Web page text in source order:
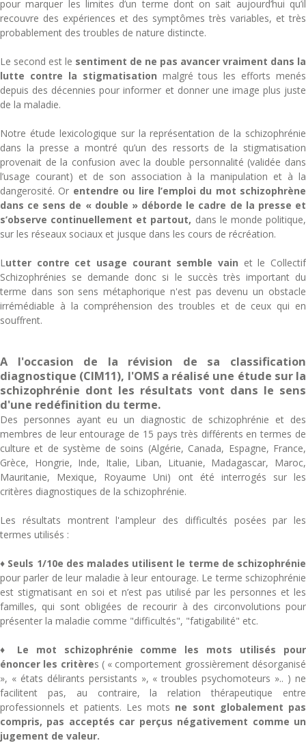
pour marquer les limites d’un terme dont on sait aujourd’hui qu’il
recouvre des expériences et des symptômes très variables, et très
probablement des troubles de nature distincte.
Le second est le sentiment de ne pas avancer vraiment dans la
lutte contre la stigmatisation malgré tous les efforts menés
depuis des décennies pour informer et donner une image plus juste
de la maladie.
Notre étude lexicologique sur la représentation de la schizophrénie
dans la presse a montré qu’un des ressorts de la stigmatisation
provenait de la confusion avec la double personnalité (validée dans
l’usage courant) et de son association à la manipulation et à la
dangerosité. Or entendre ou lire l’emploi du mot schizophrène
dans ce sens de « double » déborde le cadre de la presse et
s’observe continuellement et partout, dans le monde politique,
sur les réseaux sociaux et jusque dans les cours de récréation.
L utter contre cet usage courant semble vain et le Collectif
Schizophrénies se demande donc si le succès très important du
terme dans son sens métaphorique n'est pas devenu un obstacle
irrémédiable à la compréhension des troubles et de ceux qui en
souffrent.
A l'occasion de la révision de sa classification
diagnostique (CIM11), l'OMS a réalisé une étude sur la
schizophrénie dont les résultats vont dans le sens
d'une redéfinition du terme.
Des personnes ayant eu un diagnostic de schizophrénie et des
membres de leur entourage de 15 pays très différents en termes de
culture et de système de soins (Algérie, Canada, Espagne, France,
Grèce, Hongrie, Inde, Italie, Liban, Lituanie, Madagascar, Maroc,
Mauritanie, Mexique, Royaume Uni) ont été interrogés sur les
critères diagnostiques de la schizophrénie.
Les résultats montrent l'ampleur des difficultés posées par les
termes utilisés :
♦ Seuls 1/10e des malades utilisent le terme de schizophrénie
pour parler de leur maladie à leur entourage. Le terme schizophrénie
est stigmatisant en soi et n’est pas utilisé par les personnes et les
familles, qui sont obligées de recourir à des circonvolutions pour
présenter la maladie comme "difficultés", "fatigabilité" etc.
♦ Le mot schizophrénie comme les mots utilisés pour
énoncer les critères ( « comportement grossièrement désorganisé
», « états délirants persistants », « troubles psychomoteurs ».. ) ne
facilitent pas, au contraire, la relation thérapeutique entre
professionnels et patients. Les mots ne sont globalement pas
compris, pas acceptés car perçus négativement comme un
jugement de valeur.